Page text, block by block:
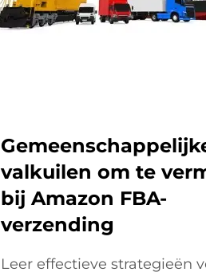
valkuilen om te
bij Amazon FBA-
verzending
Leer effectieve strategieën